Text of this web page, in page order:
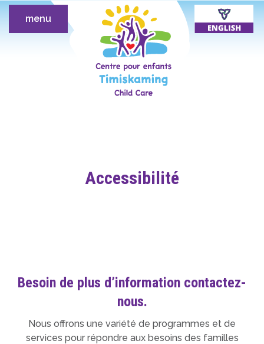
menu
Accessibilité
Besoin de plus d’information contactez-
nous.
Nous offrons une variété de programmes et de
services pour répondre aux besoins des familles